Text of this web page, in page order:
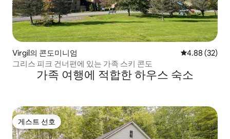
Virgil의 콘도미니엄 평점 4.88점(5
4.88 (32)
그리스 피크 건너편에 있는 가족 스키 콘도
가족 여행에 적합한 하우스 숙소
게스트 선호
게스트 선호